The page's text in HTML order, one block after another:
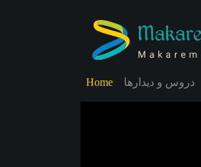
Home دروس و دیدارها